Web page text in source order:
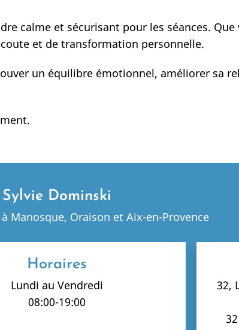
calme et sécurisant pour les séances.
et de transformation personnelle.
un équilibre émotionnel, améliorer sa
Sylvie Dominski
Manosque, Oraison et Aix-en-Provence
Horaires
Lundi au Vendredi
08:00-19:00
32,